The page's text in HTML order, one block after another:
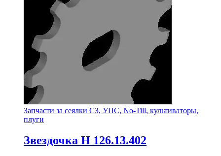
Запчасти за сеялки СЗ, УПС, No-Till, культиваторы,
плуги
Звездочка Н 126.13.402